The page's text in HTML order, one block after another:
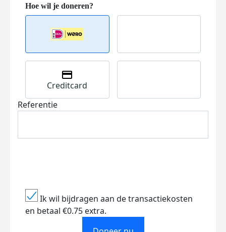
Creditcard
Referentie
Ik wil bijdragen aan de transactiekosten
en betaal €0.75 extra.